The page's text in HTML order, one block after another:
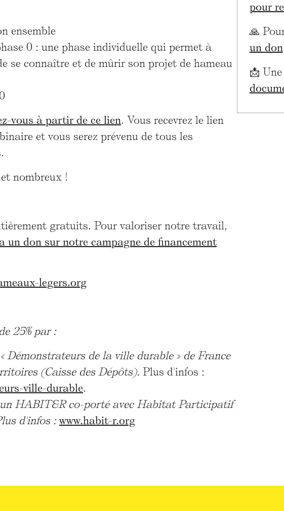
ensemble
0 : une phase individuelle qui permet à
se connaître et de mûrir son projet de hameau
vous à partir de ce lien. Vous recevrez le lien
et vous serez prévenu de tous les
nombreux !
gratuits. Pour valoriser notre travail,
un don sur notre campagne de financement
legers.org
25% par :
Démonstrateurs de la ville durable » de France
(Caisse des Dépôts). Plus d'infos :
ville-durable.
HABIT&R co-porté avec Habitat Participatif
d'infos :www.habit-r.org
pour
🙏
un don
📩